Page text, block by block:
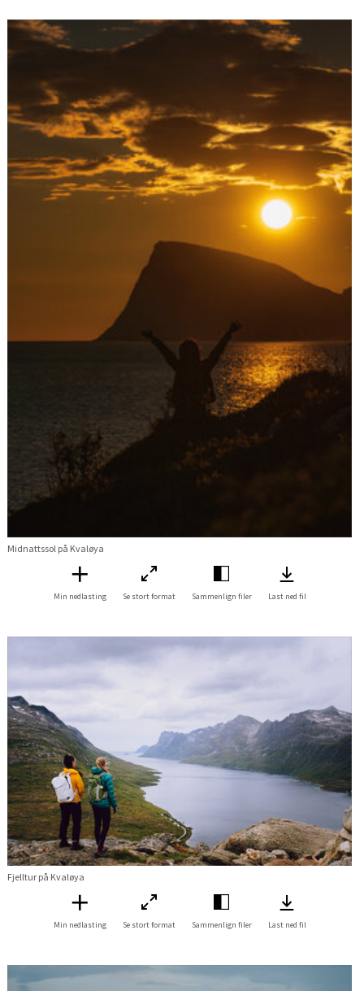
Midnattssol på Kvaløya
Min nedlasting Se stort format Sammenlign filer Last ned fil
Fjelltur på Kvaløya
Min nedlasting Se stort format Sammenlign filer Last ned fil